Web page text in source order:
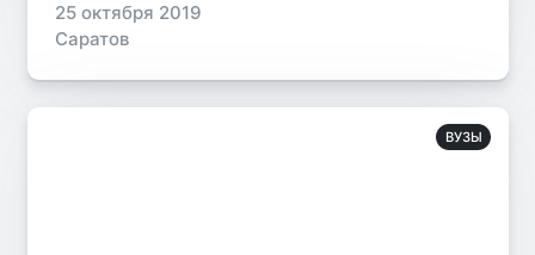
25 октября 2019
Саратов
ВУЗЫ